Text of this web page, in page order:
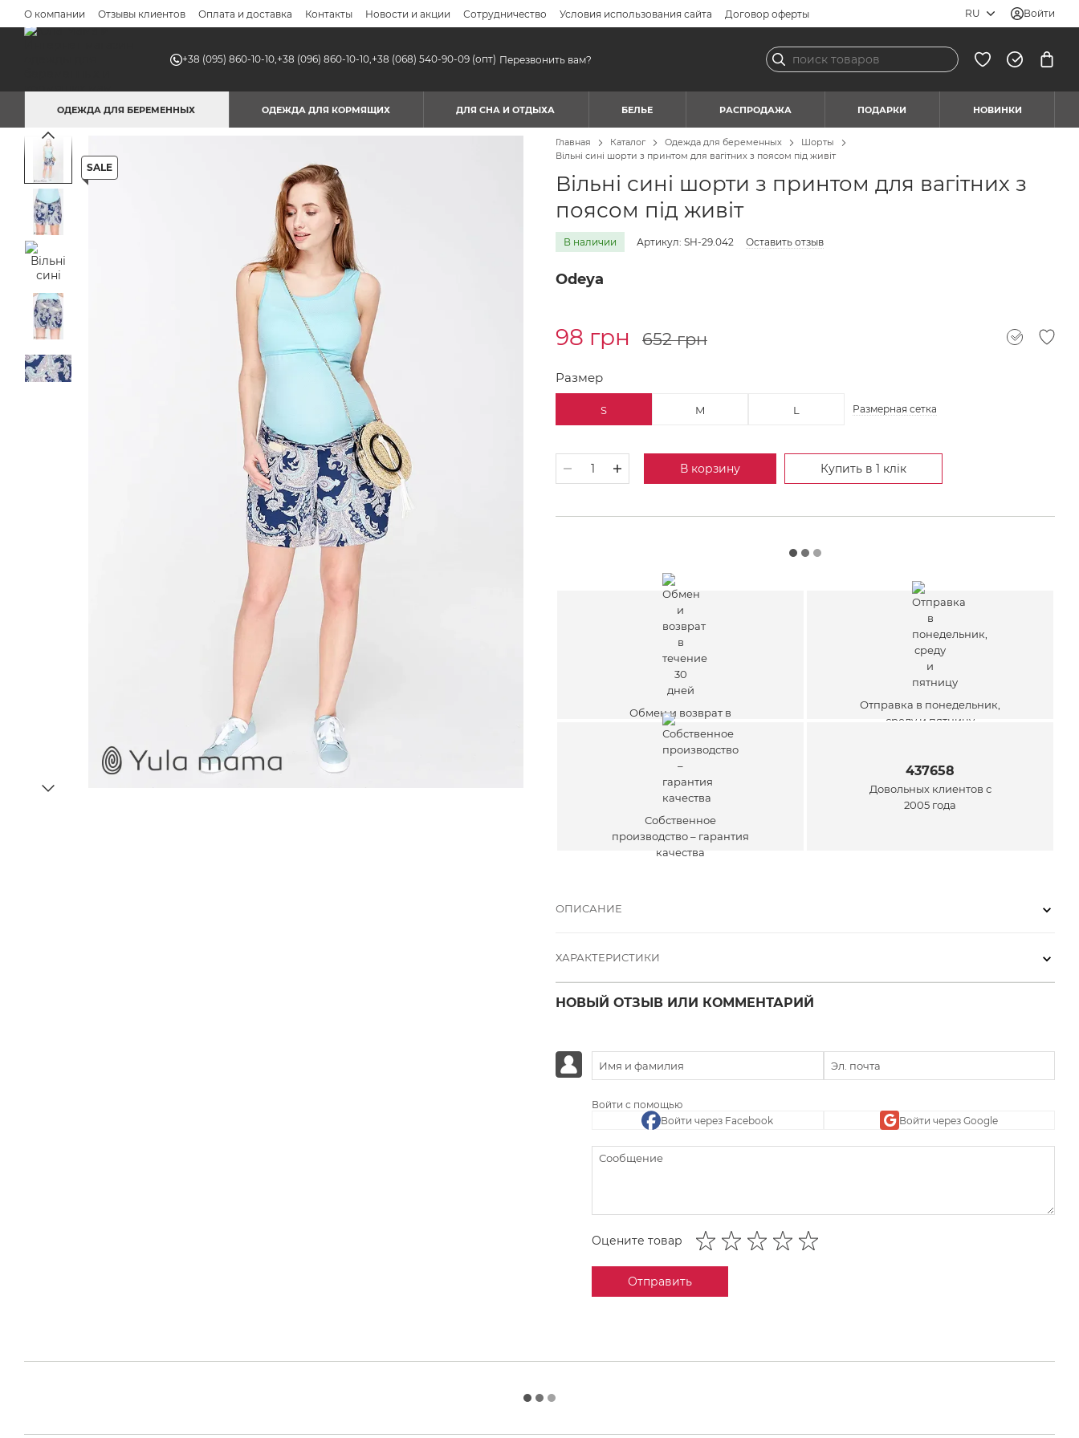
Перейти к основному контенту
О компании Отзывы клиентов Оплата и доставка Контакты Новости и акции Сотрудничество Условия использования сайта Договор оферты RU Войти
+38 (095) 860-10-10,+38 (096) 860-10-10,+38 (068) 540-90-09 (опт) Перезвонить вам?
ОДЕЖДА ДЛЯ БЕРЕМЕННЫХ ОДЕЖДА ДЛЯ КОРМЯЩИХ ДЛЯ СНА И ОТДЫХА БЕЛЬЕ РАСПРОДАЖА ПОДАРКИ НОВИНКИ
SALE
Главная Каталог Одежда для беременных
Шорты
Вільні сині шорти з принтом для вагітних з поясом під живіт
Вільні сині шорти з принтом для вагітних з
поясом під живіт
В наличии Артикул: SH-29.042 Оставить отзыв
Odeya
98 грн 652 грн
Размер
S M L Размерная сетка
В корзину Купить в 1 клік
Обмен и возврат в
течение 30 дней
Отправка в понедельник,
среду и пятницу
Собственное
производство – гарантия
качества
437658
Довольных клиентов с
2005 года
ОПИСАНИЕ
ХАРАКТЕРИСТИКИ
НОВЫЙ ОТЗЫВ ИЛИ КОММЕНТАРИЙ
Войти с помощью
Войти через Facebook
Войти через Google
Оцените товар
Отправить